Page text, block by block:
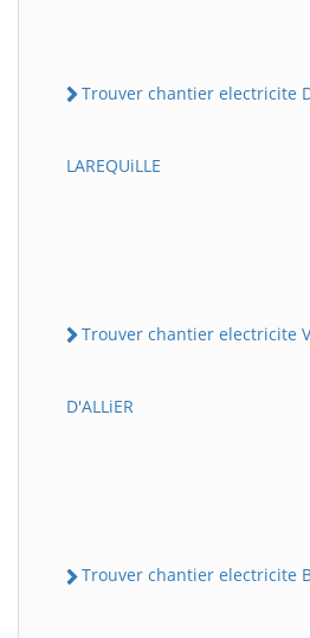
Trouver chantier electricite
LAREQUiLLE
Trouver chantier electricite
D'ALLiER
Trouver chantier electricite